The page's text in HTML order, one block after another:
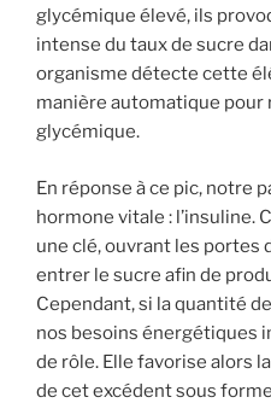
glycémique élevé, ils
intense du taux de sucre
organisme détecte cette
manière automatique pour
glycémique.
En réponse à ce pic, notre
hormone vitale : l’insuline.
une clé, ouvrant les portes
entrer le sucre afin de
Cependant, si la quantité
nos besoins énergétiques
de rôle. Elle favorise alors
de cet excédent sous